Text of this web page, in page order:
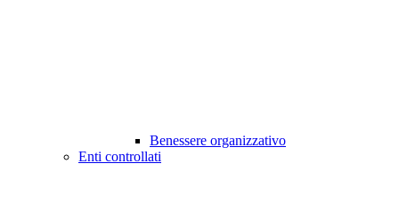
Benessere organizzativo
Enti controllati